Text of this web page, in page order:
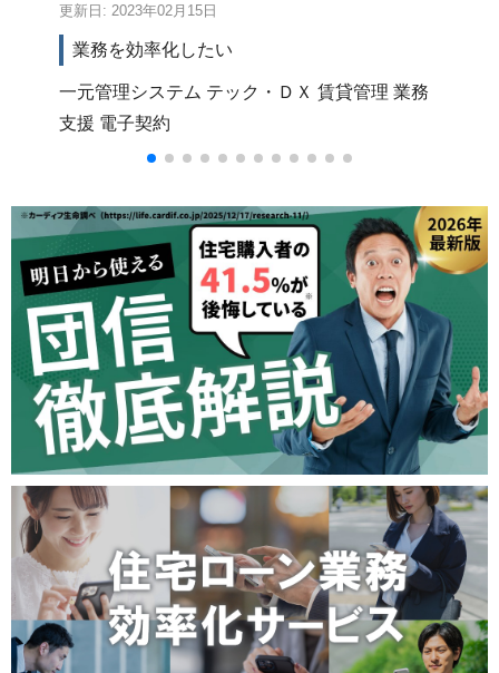
更新日: 2023年02月15日
業務を効率化したい
一元管理システム テック・ＤＸ 賃貸管理 業務
支援 電子契約